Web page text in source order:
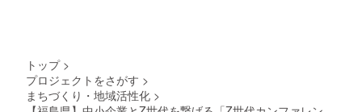
支援者
トップ >
プロジェクトをさがす >
まちづくり・地域活性化 >